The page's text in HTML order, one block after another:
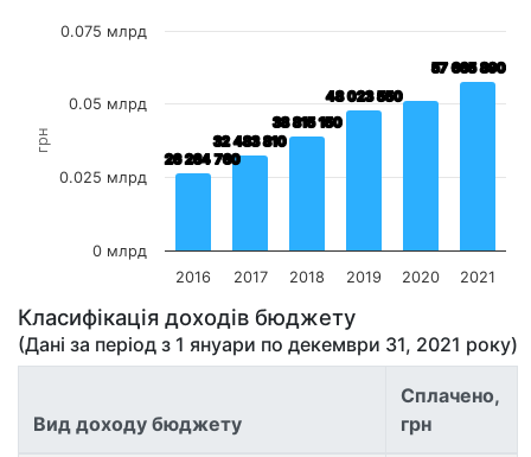
грн
26 264 760
26 264 760
32 483 810
32 483 810
38 815 150
38 815 150
48 023 550
48 023 550
57 665 890
57 665 890
2016 2017 2018 2019 2020 2021
0 млрд
0.025 млрд
0.05 млрд
0.075 млрд
Класифікація доходів бюджету
(Дані за період з 1 януари по декември 31, 2021 року)
Вид доходу бюджету
Сплачено,
грн